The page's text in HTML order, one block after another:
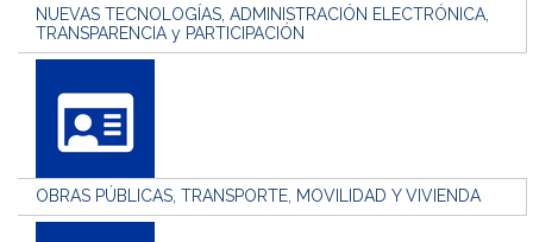
NUEVAS TECNOLOGÍAS, ADMINISTRACIÓN ELECTRÓNICA,
TRANSPARENCIA y PARTICIPACIÓN
OBRAS PÚBLICAS, TRANSPORTE, MOVILIDAD Y VIVIENDA